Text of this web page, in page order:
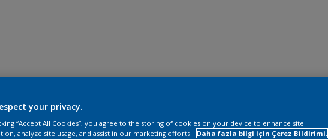
your privacy.
“Accept All Cookies”, you agree to the storing of cookies on your device to enhance site
analyze site usage, and assist in our marketing efforts.
Daha fazla bilgi için Çerez Bildirimi.